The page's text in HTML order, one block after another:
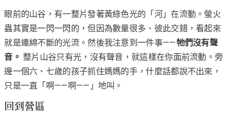
眼前的山谷，有一整片發著黃綠色光的「河」在流動。螢火
蟲其實是一閃一閃的，但因為數量很多、彼此交錯，看起來
就是連綿不斷的光流。然後我注意到一件事——牠們沒有聲
音。 整片山谷只有光，沒有聲音，就這樣在你面前流動。旁
邊一個六、七歲的孩子抓住媽媽的手，什麼話都說不出來，
只是一直「啊——啊——」地叫。
回到營區